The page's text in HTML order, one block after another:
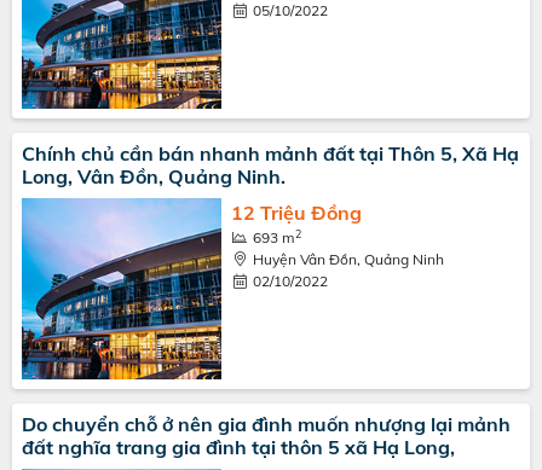
05/10/2022
Chính chủ cần bán nhanh mảnh đất tại Thôn 5, Xã Hạ
Long, Vân Đồn, Quảng Ninh.
12 Triệu Đồng
693 m2
Huyện Vân Đồn, Quảng Ninh
02/10/2022
Do chuyển chỗ ở nên gia đình muốn nhượng lại mảnh
đất nghĩa trang gia đình tại thôn 5 xã Hạ Long,